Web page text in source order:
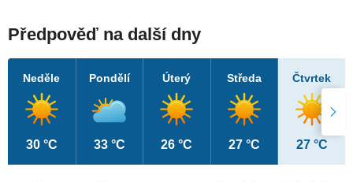
Předpověď na další dny
Neděle
30 °C
Pondělí
33 °C
Úterý
26 °C
Středa
27 °C
Čtvrtek
27 °C